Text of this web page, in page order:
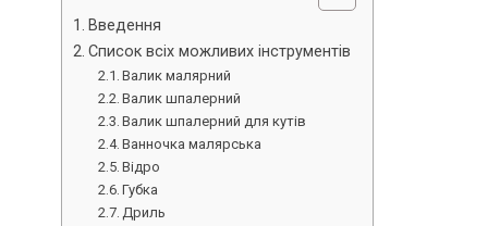
Введення
Список всіх можливих інструментів
Валик малярний
Валик шпалерний
Валик шпалерний для кутів
Ванночка малярська
Відро
Губка
Дриль